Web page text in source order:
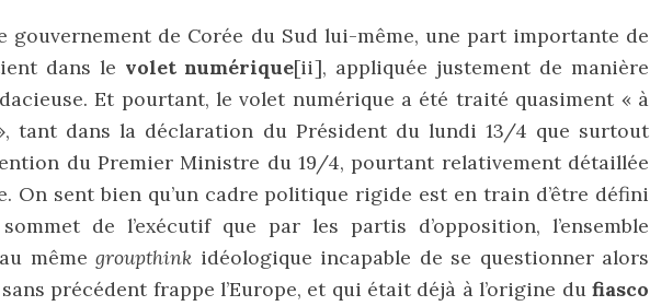
gouvernement de Corée du Sud lui-même, une part importante de
dans le volet numérique[ii], appliquée justement de manière
Et pourtant, le volet numérique a été traité quasiment « à
tant dans la déclaration du Président du lundi 13/4 que surtout
du Premier Ministre du 19/4, pourtant relativement détaillée
On sent bien qu’un cadre politique rigide est en train d’être défini
de l’exécutif que par les partis d’opposition, l’ensemble
mêmegroupthink idéologique incapable de se questionner alors
sans précédent frappe l’Europe, et qui était déjà à l’origine du fiasco